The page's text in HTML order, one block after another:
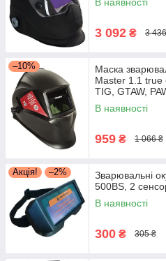
3 092 ₴ 3
–10%
Маска
Master 1.1
TIG, GTAW,
В наявності
959 ₴ 1 066 ₴
Акція! –2%
Зварювальні
500BS, 2
В наявності
300 ₴ 305 ₴